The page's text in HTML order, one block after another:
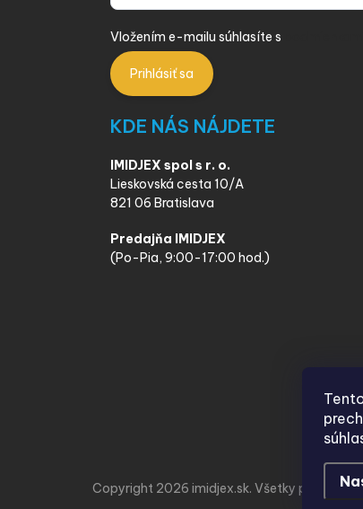
Vložením e-mailu súhlasíte s
Prihlásiť sa
KDE NÁS NÁJDETE
IMIDJEX spol s r. o.
Lieskovská cesta 10/A
821 06 Bratislava
Predajňa IMIDJEX
(Po-Pia, 9:00-17:00 hod.)
Copyright 2026 imidjex.sk. Všetky práva